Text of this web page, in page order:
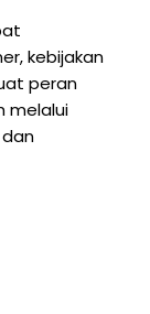
kebijakan
peran
melalui